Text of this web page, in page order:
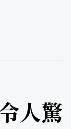
人驚